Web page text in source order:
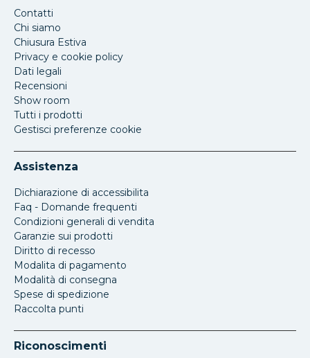
Contatti
Chi siamo
Chiusura Estiva
Privacy e cookie policy
Dati legali
Recensioni
Show room
Tutti i prodotti
Gestisci preferenze cookie
Assistenza
Dichiarazione di accessibilita
Faq - Domande frequenti
Condizioni generali di vendita
Garanzie sui prodotti
Diritto di recesso
Modalita di pagamento
Modalità di consegna
Spese di spedizione
Raccolta punti
Riconoscimenti